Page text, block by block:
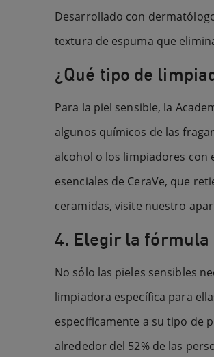
Desarrollado con
textura de espuma que
¿Qué tipo de
Para la piel sensible, la
algunos químicos de las
alcohol o los limpiadores con
esenciales de CeraVe, que
ceramidas, visite nuestro
4. Elegir la
No sólo las pieles sensibles
limpiadora específica para
específicamente a su tipo de
alrededor del 52% de las